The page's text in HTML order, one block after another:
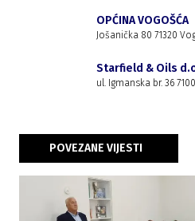
OPĆINA VOGOŠĆA
Jošanička 80 71320
Starfield & Oils
ul. Igmanska br. 36
POVEZANE VIJESTI